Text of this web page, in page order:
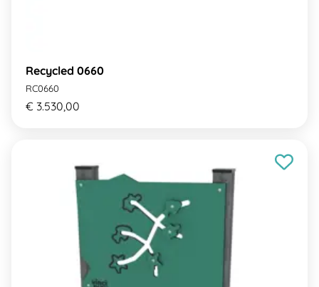
Recycled 0660
RC0660
€ 3.530,00